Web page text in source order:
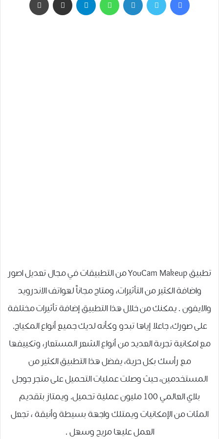
تطبيق YouCam Makeup من التطبيقات في مجال تعديل اصور
واضافة الكثير من التأثيرات، ومتاح مجاناً لهواتف الاندرويد
والايفون . يمكنك من خلال هذا التطبيق إضافة تأثيرات مختلفة
على صورك، جاعلا إياها تبدو وكأنه لديك جميع أنواع المكياج.
مع امكانية تجربة العديد من أنواع الشعر المستعار، وتكييفها
مع رأسك بكل حرية، يفضل هذا التطبيق الكثير من
المستخدمين، حيث وصلت عمليات التحميل على متجر جوجل
بلاي العالمي 100 مليون عملية تحميل. ويمتاز بتقديم
المئات من الإمكانيات ويمتلك واجهة بسيطة وأنيقة ، تجعل
العمل عليها مريح وسهل .